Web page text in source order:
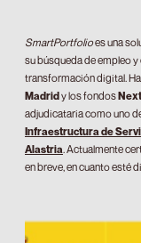
SmartPortfolioes una
su búsqueda de empleo
transformación digital.
Madridy los fondos
adjudicataria como uno
Infraestructura de
Alastria. Actualmente
en breve, en cuanto esté